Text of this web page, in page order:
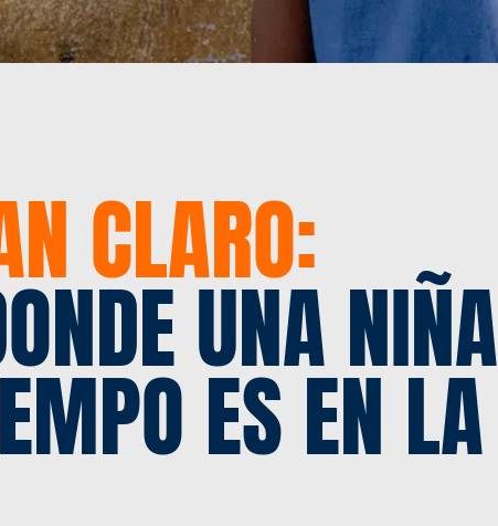
CLARO:
UNA NIÑA
ES EN LA